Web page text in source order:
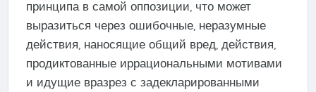
принципа в самой оппозиции, что может
выразиться через ошибочные, неразумные
действия, наносящие общий вред, действия,
продиктованные иррациональными мотивами
и идущие вразрез с задекларированными